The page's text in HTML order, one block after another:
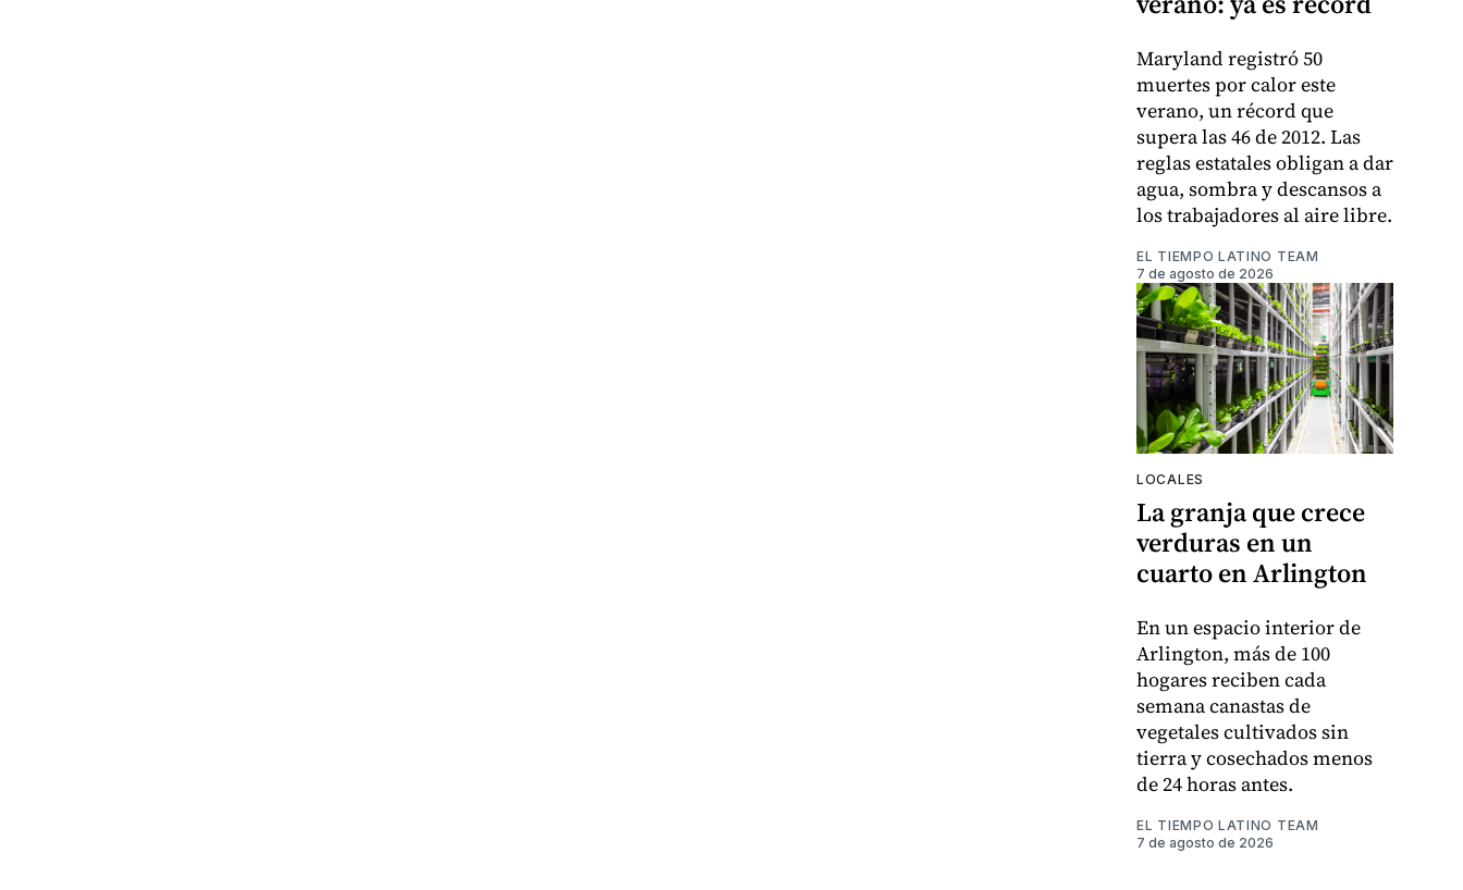
Maryland registró 50
muertes por calor este
verano, un récord que
supera las 46 de 2012. Las
reglas estatales obligan a dar
agua, sombra y descansos a
los trabajadores al aire libre.
EL TIEMPO LATINO TEAM
7 de agosto de 2026
LOCALES
La granja que crece
verduras en un
cuarto en Arlington
En un espacio interior de
Arlington, más de 100
hogares reciben cada
semana canastas de
vegetales cultivados sin
tierra y cosechados menos
de 24 horas antes.
EL TIEMPO LATINO TEAM
7 de agosto de 2026